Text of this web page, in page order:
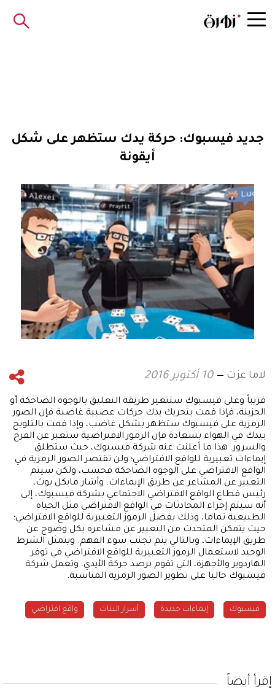
جديد فيسبوك: حركة يدك ستظهر على شكل
أيقونة
لاما عزت 10 أكتوبر 2016
قريباً وعلى فيسبوك ستتغير طريقة التعليق بالوجوه الضاحكة أو
الحزينة، فإذا قمت بتحريك يدك حركات عصبية غاضبة فإن الصور
الرمزية على فيسبوك ستظهر بشكل غاضب، وإذا قمت بالتلويح
بيدك في الهواء بسعادة فإن الرموز الافتراضية ستعبر عن الفرح
والسرور. هذا ما أعلنت عنه شركة فيسبوك، حيث ستطلق
إيماءات تعبيرية للواقع الافتراضي؛ ولن تقتصر الصور الرمزية في
الواقع الافتراضي على الوجوه الضاحكة فحسب، ولكن سيتم
التعبير عن المشاعر عن طريق الإيماءات. وأشار مايكل بوث،
رئيس قطاع الواقع الافتراضي الاجتماعي بشركة فيسبوك، إلى
أنه سيتم إجراء المحادثات في الواقع الافتراضي مثل الحياة
الطبيعية تماما، وذلك بفضل الرموز التعبيرية للواقع الافتراضي؛
حيث يتمكن المتحدث من التعبير عن مشاعره بكل وضوح عن
طريق الإيماءات، وبالتالي يتم تجنب سوء الفهم. ويتمثل الشرط
الوحيد لاستعمال الرموز التعبيرية للواقع الافتراضي في توفر
الهاردوير والأجهزة، التي تقوم برصد حركة الأيدي. وتعمل شركة
فيسبوك حاليا على تطوير الصور الرمزية المناسبة.
فيسبوك إيماءات جديدة أسرار البنات واقع افتراضي
إقرأ أيضاً